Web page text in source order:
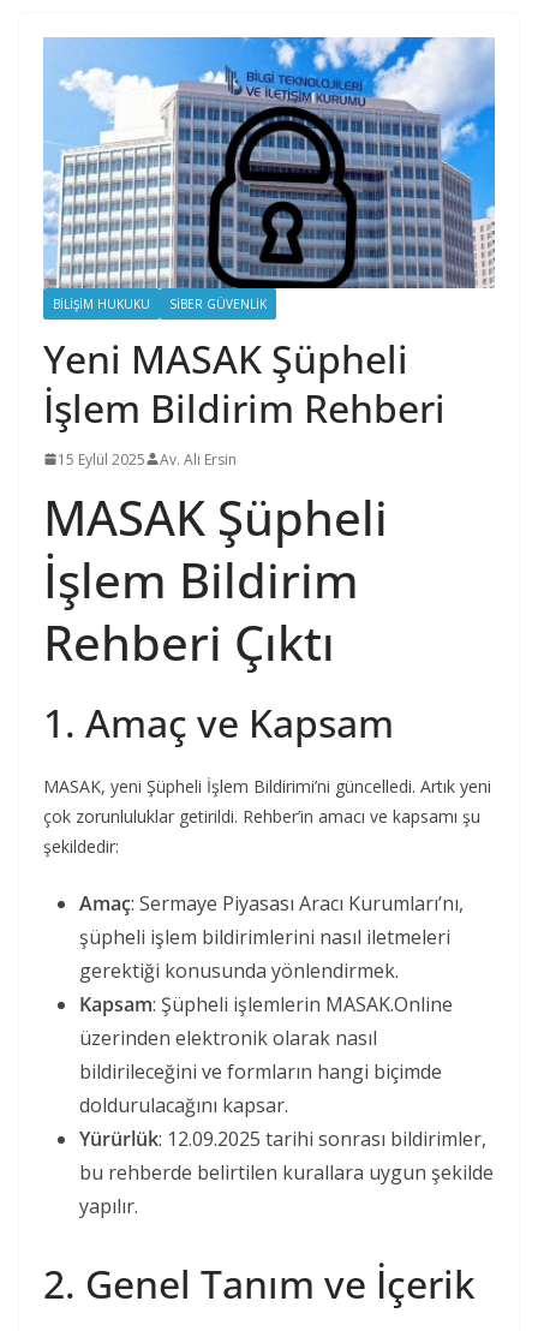
BILIŞIM HUKUKU SIBER GÜVENLIK
Yeni MASAK Şüpheli
İşlem Bildirim Rehberi
15 Eylül 2025 Av. Ali Ersin
MASAK Şüpheli
İşlem Bildirim
Rehberi Çıktı
1. Amaç ve Kapsam
MASAK, yeni Şüpheli İşlem Bildirimi’ni güncelledi. Artık yeni
çok zorunluluklar getirildi. Rehber’in amacı ve kapsamı şu
şekildedir:
Amaç: Sermaye Piyasası Aracı Kurumları’nı,
şüpheli işlem bildirimlerini nasıl iletmeleri
gerektiği konusunda yönlendirmek.
Kapsam: Şüpheli işlemlerin MASAK.Online
üzerinden elektronik olarak nasıl
bildirileceğini ve formların hangi biçimde
doldurulacağını kapsar.
Yürürlük: 12.09.2025 tarihi sonrası bildirimler,
bu rehberde belirtilen kurallara uygun şekilde
yapılır.
2. Genel Tanım ve İçerik